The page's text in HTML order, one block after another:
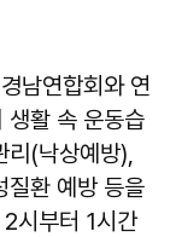
남연합회와 연
생활 속 운동습
리(낙상예방),
질환 예방 등을
시부터 1시간